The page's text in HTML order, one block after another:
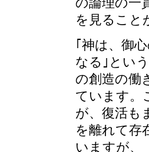
の論理の一
を見ること
｢神は、御
なる｣とい
の創造の働
ています。
が、復活も
を離れて存
いますが、